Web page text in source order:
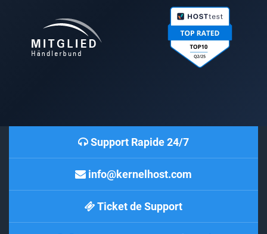
Support Rapide 24/7
info@kernelhost.com
Ticket de Support